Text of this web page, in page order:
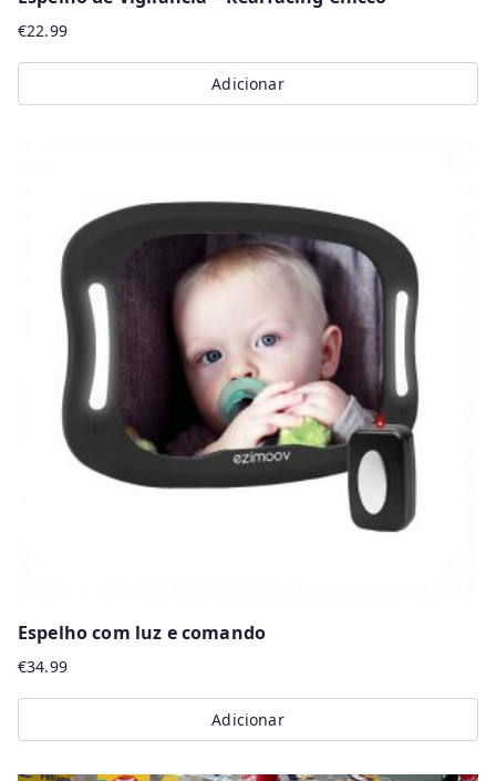
€22.99
Adicionar
Espelho com luz e comando
€34.99
Adicionar